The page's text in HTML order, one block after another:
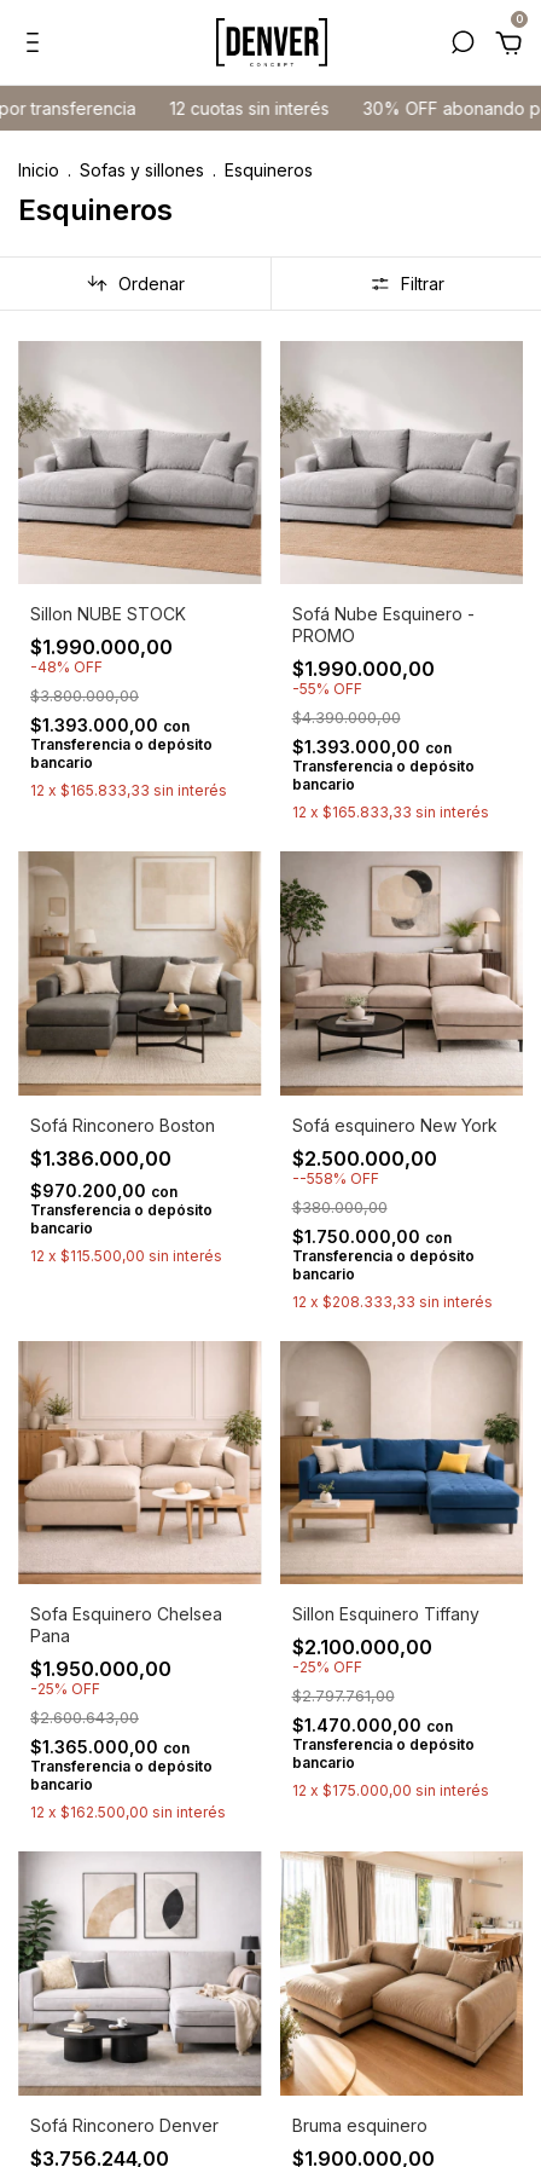
0
12 cuotas sin interés 30% OFF abonando por
Inicio . Sofas y sillones . Esquineros
Esquineros
Ordenar Filtrar
Sillon NUBE STOCK
$1.990.000,00
-48% OFF
$3.800.000,00
$1.393.000,00 con
Transferencia o depósito
bancario
12 x $165.833,33 sin interés
Sofá Nube Esquinero -
PROMO
$1.990.000,00
-55% OFF
$4.390.000,00
$1.393.000,00 con
Transferencia o depósito
bancario
12 x $165.833,33 sin interés
Sofá Rinconero Boston
$1.386.000,00
$970.200,00 con
Transferencia o depósito
bancario
12 x $115.500,00 sin interés
Sofá esquinero New York
$2.500.000,00
--558% OFF
$380.000,00
$1.750.000,00 con
Transferencia o depósito
bancario
12 x $208.333,33 sin interés
Sofa Esquinero Chelsea
Pana
$1.950.000,00
-25% OFF
$2.600.643,00
$1.365.000,00 con
Transferencia o depósito
bancario
12 x $162.500,00 sin interés
Sillon Esquinero Tiffany
$2.100.000,00
-25% OFF
$2.797.761,00
$1.470.000,00 con
Transferencia o depósito
bancario
12 x $175.000,00 sin interés
Sofá Rinconero Denver
$3.756.244,00
Bruma esquinero
$1.900.000,00